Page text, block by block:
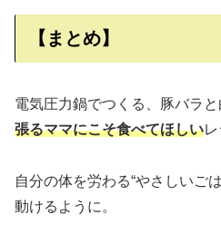
【まとめ】
電気圧力鍋でつくる、豚バラと
張るママにこそ食べてほしいレ
自分の体を労わる“やさしいご
動けるように。